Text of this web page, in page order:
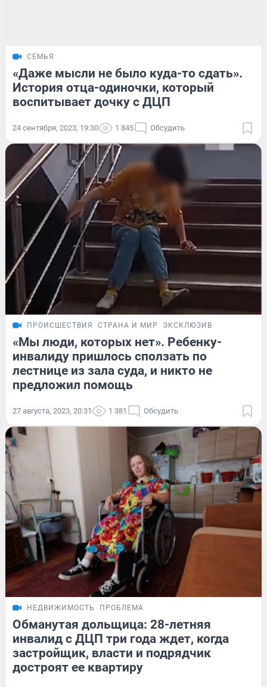
СЕМЬЯ
«Даже мысли не было куда-то сдать».
История отца-одиночки, который
воспитывает дочку с ДЦП
24 сентября, 2023, 19:30 1 845 Обсудить
ПРОИСШЕСТВИЯ СТРАНА И МИР ЭКСКЛЮЗИВ
«Мы люди, которых нет». Ребенку-
инвалиду пришлось сползать по
лестнице из зала суда, и никто не
предложил помощь
27 августа, 2023, 20:31 1 381 Обсудить
НЕДВИЖИМОСТЬ ПРОБЛЕМА
Обманутая дольщица: 28-летняя
инвалид с ДЦП три года ждет, когда
застройщик, власти и подрядчик
достроят ее квартиру